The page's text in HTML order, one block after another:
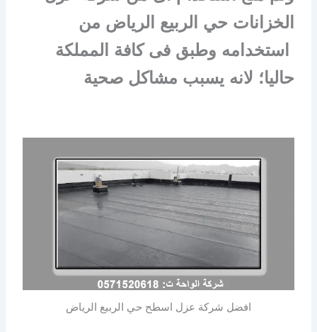
الخزانات حي الربيع الرياض من
استخدامه وطبق فى كافة المملكة
حاليا؛ لانه يسبب مشاكل صحية
افضل شركة عزل اسطح حي الربيع الرياض